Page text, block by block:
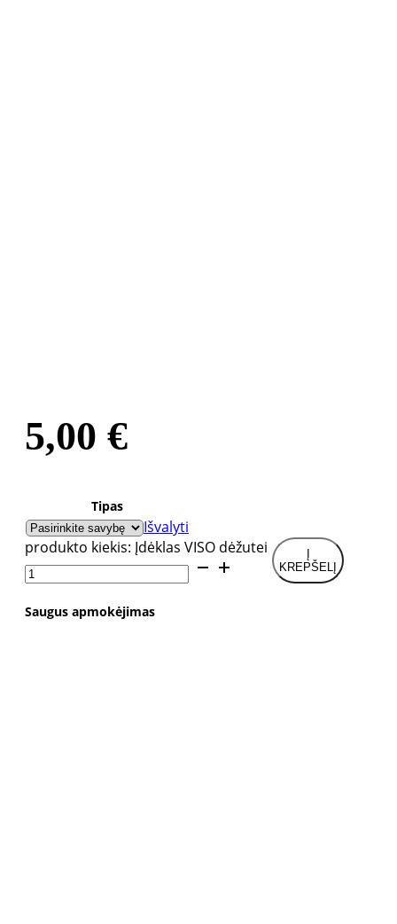
5,00 €
Tipas
Išvalyti
produkto kiekis: Įdėklas VISO dėžutei
KREPŠELĮ
Saugus apmokėjimas